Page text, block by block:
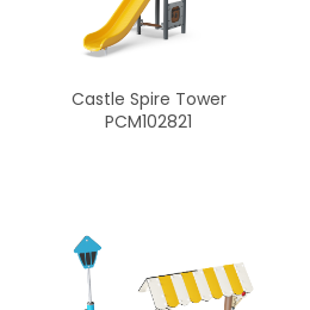
Castle Spire Tower
PCM102821